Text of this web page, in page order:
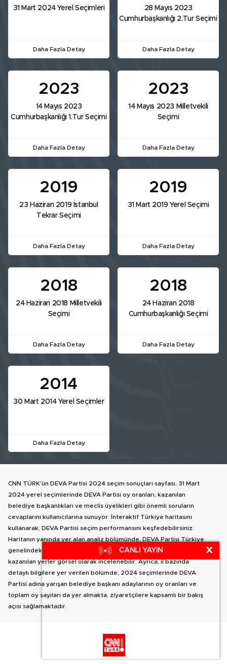
31 Mart 2024 Yerel Seçimleri
Daha Fazla Detay
28 Mayıs 2023
Cumhurbaşkanlığı 2.Tur Seçimi
Daha Fazla Detay
2023
14 Mayıs 2023
Cumhurbaşkanlığı 1.Tur Seçimi
Daha Fazla Detay
2023
14 Mayıs 2023 Milletvekili
Seçimi
Daha Fazla Detay
2019
23 Haziran 2019 İstanbul
Tekrar Seçimi
Daha Fazla Detay
2019
31 Mart 2019 Yerel Seçimi
Daha Fazla Detay
2018
24 Haziran 2018 Milletvekili
Seçimi
Daha Fazla Detay
2018
24 Haziran 2018
Cumhurbaşkanlığı Seçimi
Daha Fazla Detay
2014
30 Mart 2014 Yerel Seçimler
Daha Fazla Detay
CNN TÜRK'ün DEVA Partisi 2024 seçim sonuçları sayfası, 31 Mart
2024 yerel seçimlerinde DEVA Partisi oy oranları, kazanılan
belediye başkanlıkları ve meclis üyelikleri gibi önemli soruların
cevaplarını kullanıcılarına sunuyor. İnteraktif Türkiye haritasını
kullanarak, DEVA Partisi seçim performansını keşfedebilirsiniz.
Haritanın yanında yer alan analiz bölümünde, DEVA Partisi Türkiye
genelindeki oy dağılımı, meclis üyelerine ilişkin sonuçlar ve
kazanılan yerler görsel olarak incelenebilir. Ayrıca, il bazında
detaylı bilgilere yer verilen bölümde, 2024 seçimlerinde DEVA
Partisi adına yarışan belediye başkanı adaylarının oy oranları ve
toplam oy sayıları da yer almakta, ziyaretçilere kapsamlı bir bakış
açısı sağlamaktadır.
CANLI YAYIN X